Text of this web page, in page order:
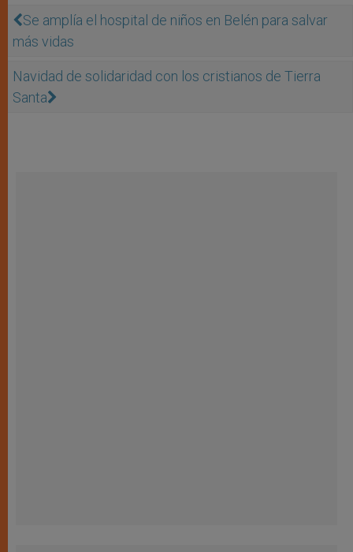
Se amplía el hospital de niños en Belén para salvar
más vidas
Navidad de solidaridad con los cristianos de Tierra
Santa